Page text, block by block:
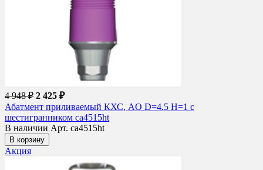
4 948 ₽ 2 425 ₽
Абатмент приливаемый КХС, AO D=4.5 H=1 с
шестигранником ca4515ht
В наличии Арт. ca4515ht
В корзину
Акция